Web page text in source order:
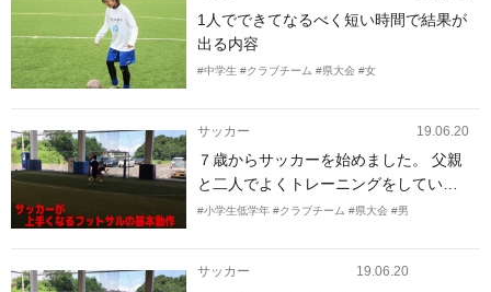
1人でできてなるべく短い時間で結果が
出る内容
#中学生 #クラブチーム #県大会 #女
サッカー 19.06.20
７歳からサッカーを始めました。 父親
と二人でよくトレーニングをしていま
す。 家の庭で一人でもできるトレーニ
ーニングを希望いたします。
#小学生低学年 #クラブチーム #県大会 #男
サッカー 19.06.20